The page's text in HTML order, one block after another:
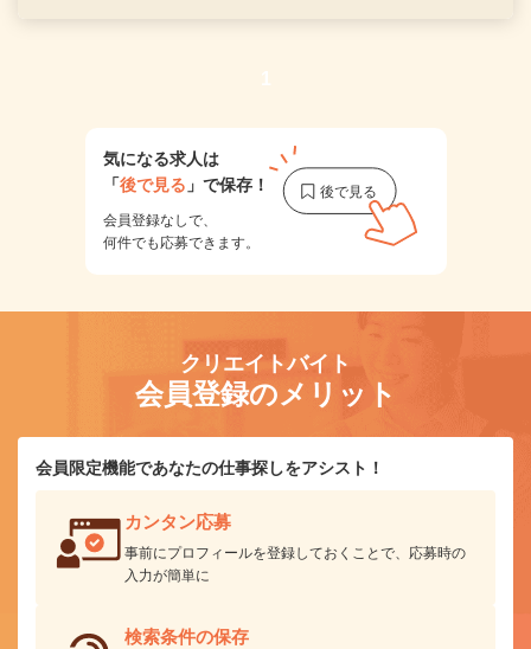
気になる求人は
「後で見る 」で保存！
会員登録なしで、
何件でも応募できます。
クリエイトバイト
会員登録のメリット
会員限定機能であなたの仕事探しをアシスト！
カンタン応募
事前にプロフィールを登録しておくことで、応募時の
入力が簡単に
検索条件の保存